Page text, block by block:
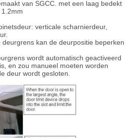
van SGCC. met een laag bedekt
verticale scharnierdeur,
kan de deurpositie beperken
wordt automatisch geactiveerd
en zou manueel moeten worden
deur wordt gesloten.